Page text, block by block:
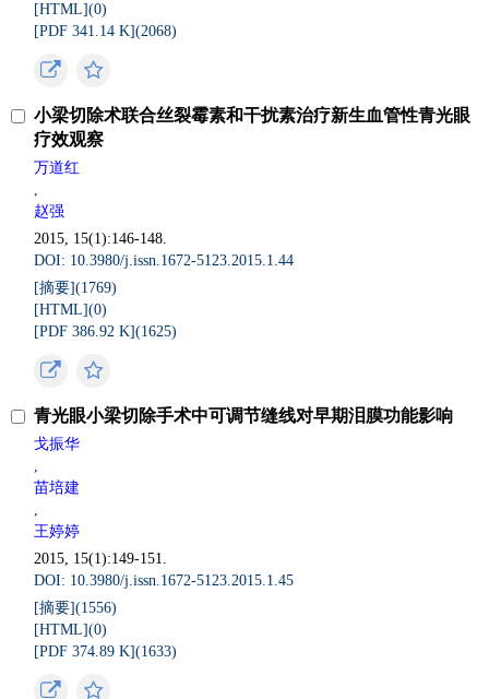
[HTML](0)
[PDF 341.14 K](2068)
小梁切除术联合丝裂霉素和干扰素治疗新生血管性青光眼
疗效观察
万道红
,
赵强
2015, 15(1):146-148.
DOI: 10.3980/j.issn.1672-5123.2015.1.44
[摘要](1769)
[HTML](0)
[PDF 386.92 K](1625)
青光眼小梁切除手术中可调节缝线对早期泪膜功能影响
戈振华
,
苗培建
,
王婷婷
2015, 15(1):149-151.
DOI: 10.3980/j.issn.1672-5123.2015.1.45
[摘要](1556)
[HTML](0)
[PDF 374.89 K](1633)